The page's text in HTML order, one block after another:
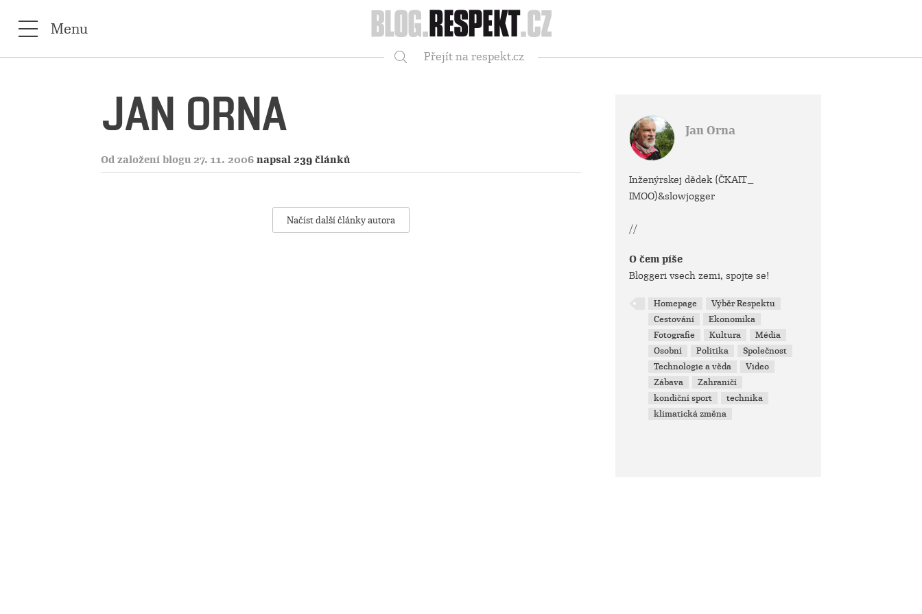
Respekt
Menu
Přejít na respekt.cz
JAN ORNA
Od založení blogu 27. 11. 2006 napsal 239 článků
Načíst další články autora
Jan Orna
Inženýrskej dědek (ČKAIT_
IMOO)&slowjogger
//
O čem píše
Bloggeri vsech zemi, spojte se!
Homepage
Výběr Respektu
Cestování
Ekonomika
Fotografie
Kultura
Média
Osobní
Politika
Společnost
Technologie a věda
Video
Zábava
Zahraničí
kondiční sport
technika
klimatická změna